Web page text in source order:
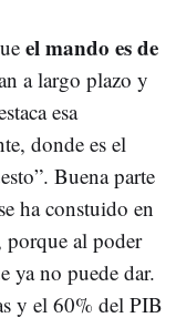
el mando es de
a largo plazo y
esa
donde es el
Buena parte
ha constuido en
porque al poder
ya no puede dar.
y el 60% del PIB